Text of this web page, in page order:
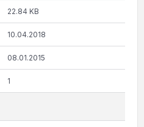
22.84 KB
10.04.2018
08.01.2015
1